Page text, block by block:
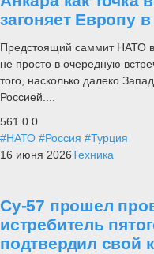
загоняет Европу
Предстоящий саммит НАТО
не просто в очередную
того, насколько далеко
Россией....
561 0 0
#НАТО #Россия #Турция
16 июня 2026Техника
Су-57 прошел
истребитель
подтвердил свой